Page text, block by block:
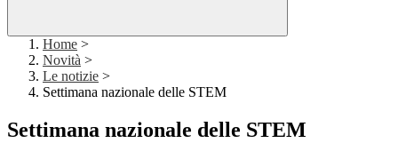
Home >
Novità >
Le notizie >
Settimana nazionale delle STEM
Settimana nazionale delle STEM